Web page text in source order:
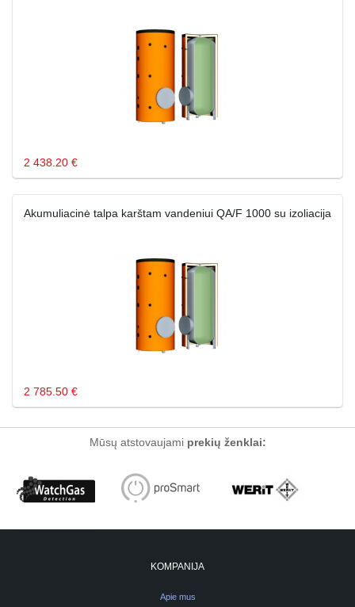
2 438.20 €
Akumuliacinė talpa karštam vandeniui QA/F 1000 su izoliacija
2 785.50 €
Mūsų atstovaujami prekių ženklai:
KOMPANIJA
Apie mus